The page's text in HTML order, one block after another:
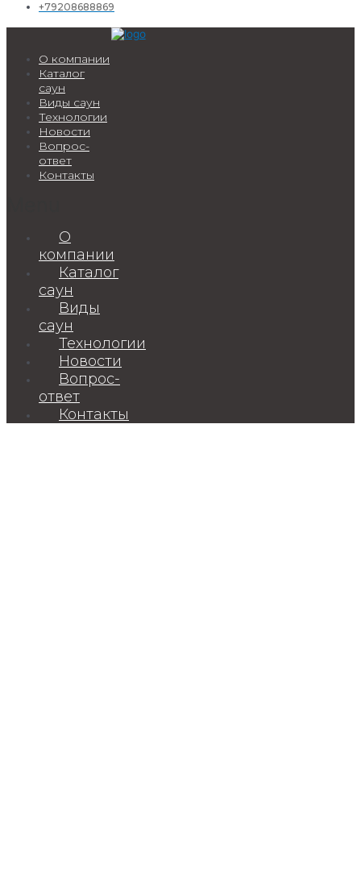
+79208688869
О компании
Каталог
саун
Виды саун
Технологии
Новости
Вопрос-
ответ
Контакты
О
компании
Каталог
саун
Виды
саун
Технологии
Новости
Вопрос-
ответ
Контакты